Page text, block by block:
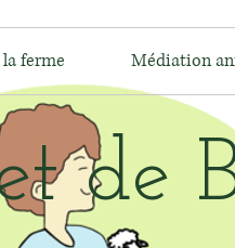
de
ferme Médiation